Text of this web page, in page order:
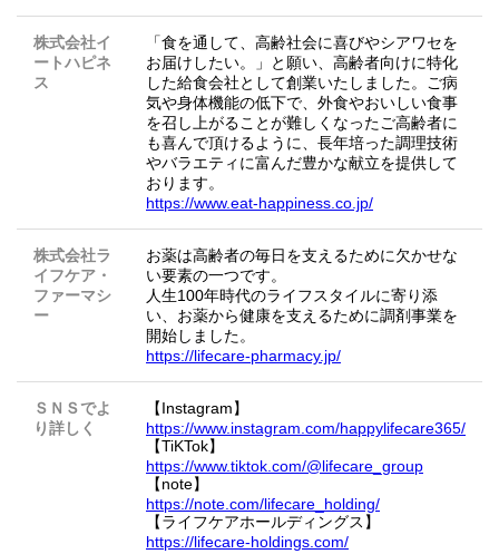
株式会社イ
ートハピネ
ス
「食を通して、高齢社会に喜びやシアワセを
お届けしたい。」と願い、高齢者向けに特化
した給食会社として創業いたしました。ご病
気や身体機能の低下で、外食やおいしい食事
を召し上がることが難しくなったご高齢者に
も喜んで頂けるように、長年培った調理技術
やバラエティに富んだ豊かな献立を提供して
おります。
https://www.eat-happiness.co.jp/
株式会社ラ
イフケア・
ファーマシ
ー
お薬は高齢者の毎日を支えるために欠かせな
い要素の一つです。
人生100年時代のライフスタイルに寄り添
い、お薬から健康を支えるために調剤事業を
開始しました。
https://lifecare-pharmacy.jp/
ＳＮＳでよ
り詳しく
【Instagram】
https://www.instagram.com/happylifecare365/
【TiKTok】
https://www.tiktok.com/@lifecare_group
【note】
https://note.com/lifecare_holding/
【ライフケアホールディングス】
https://lifecare-holdings.com/